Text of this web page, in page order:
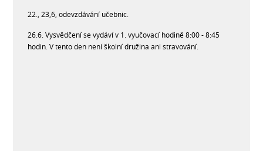
22., 23,6, odevzdávání učebnic.
26.6. Vysvědčení se vydáví v 1. vyučovací hodině 8:00 - 8:45
hodin. V tento den není školní družina ani stravování.